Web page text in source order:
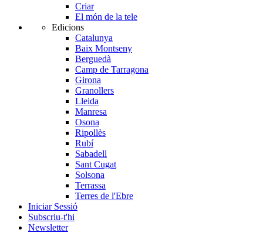
Criar
El món de la tele
Edicions
Catalunya
Baix Montseny
Berguedà
Camp de Tarragona
Girona
Granollers
Lleida
Manresa
Osona
Ripollès
Rubí
Sabadell
Sant Cugat
Solsona
Terrassa
Terres de l'Ebre
Iniciar Sessió
Subscriu-t'hi
Newsletter